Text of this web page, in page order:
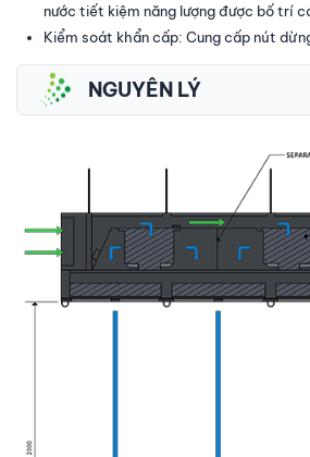
nước tiết kiệm năng lượng được bố trí
Kiểm soát khẩn cấp: Cung cấp nút
NGUYÊN LÝ